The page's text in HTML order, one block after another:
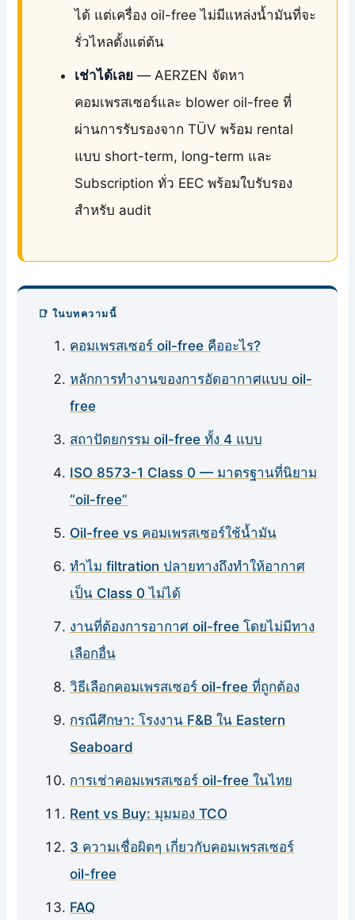
ได้ แต่เครื่อง oil-free ไม่มีแหล่งน้ำมันที่จะ
รั่วไหลตั้งแต่ต้น
เช่าได้เลย— AERZEN จัดหา
คอมเพรสเซอร์และ blower oil-free ที่
ผ่านการรับรองจาก TÜV พร้อม rental
แบบ short-term, long-term และ
Subscription ทั่ว EEC พร้อมใบรับรอง
สำหรับ audit
📑 ในบทความนี้
คอมเพรสเซอร์ oil-free คืออะไร?
หลักการทำงานของการอัดอากาศแบบ oil-
free
สถาปัตยกรรม oil-free ทั้ง 4 แบบ
ISO 8573-1 Class 0 — มาตรฐานที่นิยาม
“oil-free”
Oil-free vs คอมเพรสเซอร์ใช้น้ำมัน
ทำไม filtration ปลายทางถึงทำให้อากาศ
เป็น Class 0 ไม่ได้
งานที่ต้องการอากาศ oil-free โดยไม่มีทาง
เลือกอื่น
วิธีเลือกคอมเพรสเซอร์ oil-free ที่ถูกต้อง
กรณีศึกษา: โรงงาน F&B ใน Eastern
Seaboard
การเช่าคอมเพรสเซอร์ oil-free ในไทย
Rent vs Buy: มุมมอง TCO
3 ความเชื่อผิดๆ เกี่ยวกับคอมเพรสเซอร์
oil-free
FAQ